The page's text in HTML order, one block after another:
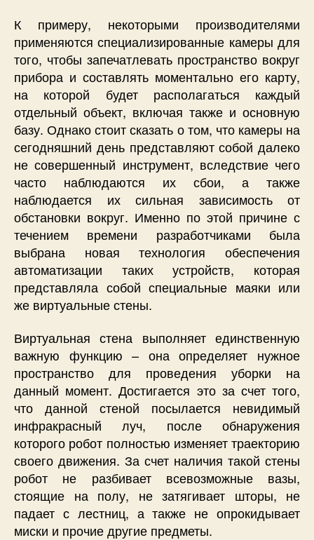
К примеру, некоторыми производителями
применяются специализированные камеры для
того, чтобы запечатлевать пространство вокруг
прибора и составлять моментально его карту,
на которой будет располагаться каждый
отдельный объект, включая также и основную
базу. Однако стоит сказать о том, что камеры на
сегодняшний день представляют собой далеко
не совершенный инструмент, вследствие чего
часто наблюдаются их сбои, а также
наблюдается их сильная зависимость от
обстановки вокруг. Именно по этой причине с
течением времени разработчиками была
выбрана новая технология обеспечения
автоматизации таких устройств, которая
представляла собой специальные маяки или
же виртуальные стены.
Виртуальная стена выполняет единственную
важную функцию – она определяет нужное
пространство для проведения уборки на
данный момент. Достигается это за счет того,
что данной стеной посылается невидимый
инфракрасный луч, после обнаружения
которого робот полностью изменяет траекторию
своего движения. За счет наличия такой стены
робот не разбивает всевозможные вазы,
стоящие на полу, не затягивает шторы, не
падает с лестниц, а также не опрокидывает
миски и прочие другие предметы.